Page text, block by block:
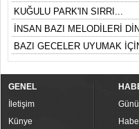
KUĞULU PARK'IN SIRRI...
İNSAN BAZI MELODİLERİ
BAZI GECELER UYUMAK
GENEL
İletişim
Künye